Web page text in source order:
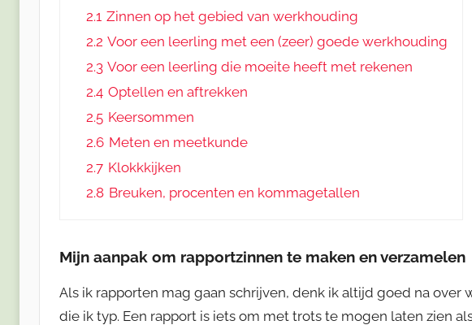
2.1 Zinnen op het gebied van werkhouding
2.2 Voor een leerling met een (zeer) goede werkhouding
2.3 Voor een leerling die moeite heeft met rekenen
2.4 Optellen en aftrekken
2.5 Keersommen
2.6 Meten en meetkunde
2.7 Klokkkijken
2.8 Breuken, procenten en kommagetallen
Mijn aanpak om rapportzinnen te maken en verzamelen
Als ik rapporten mag gaan schrijven, denk ik altijd goed na over
die ik typ. Een rapport is iets om met trots te mogen laten zien